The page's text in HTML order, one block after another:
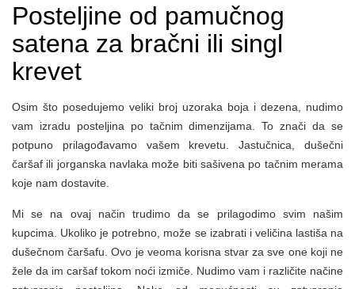
Posteljine od pamučnog
satena za bračni ili singl
krevet
Osim što posedujemo veliki broj uzoraka boja i dezena, nudimo
vam izradu posteljina po tačnim dimenzijama. To znači da se
potpuno prilagođavamo vašem krevetu. Jastučnica, dušečni
čaršaf ili jorganska navlaka može biti sašivena po tačnim merama
koje nam dostavite.
Mi se na ovaj način trudimo da se prilagodimo svim našim
kupcima. Ukoliko je potrebno, može se izabrati i veličina lastiša na
dušečnom čaršafu. Ovo je veoma korisna stvar za sve one koji ne
žele da im caršaf tokom noći izmiče. Nudimo vam i različite načine